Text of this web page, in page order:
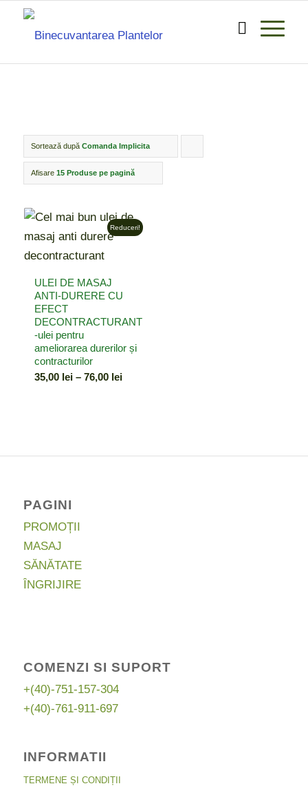
Sortează după Comanda Implicita
Afisare 15 Produse pe pagină
ULEI DE MASAJ
ANTI-DURERE CU
EFECT
DECONTRACTURANT
-ulei pentru
ameliorarea durerilor și
contracturilor
35,00 lei – 76,00 leiInterval
la
Reduceri!
PAGINI
PROMOȚII
MASAJ
SĂNĂTATE
ÎNGRIJIRE
COMENZI SI SUPORT
+(40)-751-157-304
+(40)-761-911-697
INFORMATII
TERMENE ȘI CONDIȚII